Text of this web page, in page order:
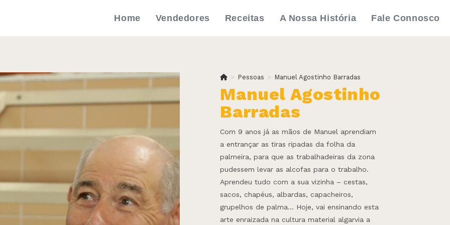
Home Vendedores Receitas A Nossa História Fale Connosco
> Pessoas > Manuel Agostinho Barradas
Manuel Agostinho
Barradas
Com 9 anos já as mãos de Manuel aprendiam
a entrançar as tiras ripadas da folha da
palmeira, para que as trabalhadeiras da zona
pudessem levar as alcofas para o trabalho.
Aprendeu tudo com a sua vizinha – cestas,
sacos, chapéus, albardas, capacheiros,
grupelhos de palma… Hoje, vai ensinando esta
arte enraizada na cultura material algarvia a